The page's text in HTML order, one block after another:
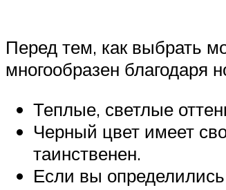
Перед тем, как выбрать
многообразен благодаря
Теплые, светлые
Черный цвет имеет
таинственен.
Если вы